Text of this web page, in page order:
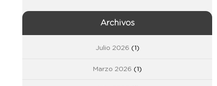
Archivos
Julio 2026 (1)
Marzo 2026 (1)